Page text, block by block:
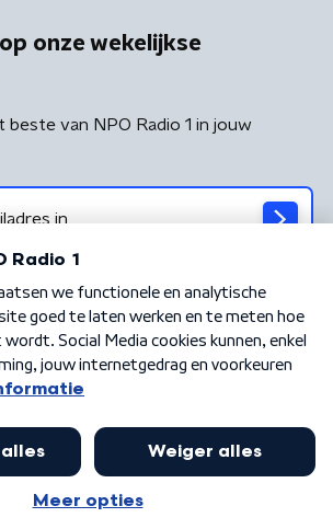
onze wekelijkse
beste van NPO Radio 1 in jouw